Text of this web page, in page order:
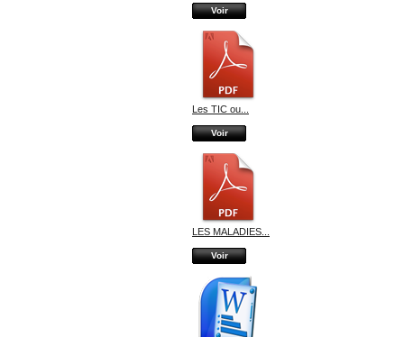
Voir
Les TIC ou...
Voir
LES MALADIES...
Voir